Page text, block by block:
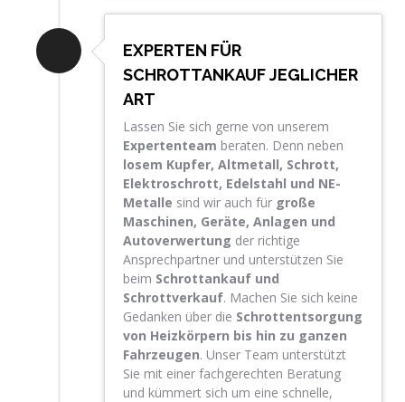
EXPERTEN FÜR
SCHROTTANKAUF JEGLICHER
ART
Lassen Sie sich gerne von unserem
Expertenteam beraten. Denn neben
losem Kupfer, Altmetall, Schrott,
Elektroschrott, Edelstahl und NE-
Metalle sind wir auch für große
Maschinen, Geräte, Anlagen und
Autoverwertung der richtige
Ansprechpartner und unterstützen Sie
beim Schrottankauf und
Schrottverkauf. Machen Sie sich keine
Gedanken über die Schrottentsorgung
von Heizkörpern bis hin zu ganzen
Fahrzeugen. Unser Team unterstützt
Sie mit einer fachgerechten Beratung
und kümmert sich um eine schnelle,